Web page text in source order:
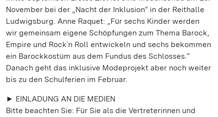
November bei der „Nacht der Inklusion“ in der Reithalle
Ludwigsburg. Anne Raquet: „Für sechs Kinder werden
wir gemeinsam eigene Schöpfungen zum Thema Barock,
Empire und Rock`n Roll entwickeln und sechs bekommen
ein Barockkostüm aus dem Fundus des Schlosses.“
Danach geht das inklusive Modeprojekt aber noch weiter
bis zu den Schulferien im Februar.
► EINLADUNG AN DIE MEDIEN
Bitte beachten Sie: Für Sie als die Vertreterinnen und